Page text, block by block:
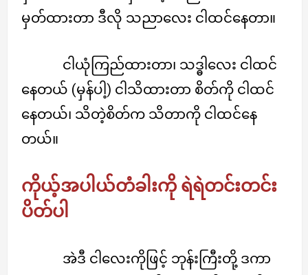
မှတ်ထားတာ ဒီလို သညာလေး ငါထင်နေတာ။
ငါယုံကြည်ထားတာ၊ သဒ္ဓါလေး ငါထင်
နေတယ် (မှန်ပါ့) ငါသိထားတာ စိတ်ကို ငါထင်
နေတယ်၊ သိတဲ့စိတ်က သိတာကို ငါထင်နေ
တယ်။
ကိုယ့်အပါယ်တံခါးကို ရဲရဲတင်းတင်း
ပိတ်ပါ
အဲဒီ ငါလေးကိုဖြင့် ဘုန်းကြီးတို့ ဒကာ